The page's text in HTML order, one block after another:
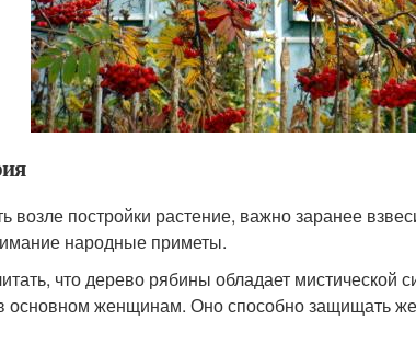
возле постройки растение, важно заранее
народные приметы.
что дерево рябины обладает мистической
основном женщинам. Оно способно защищать